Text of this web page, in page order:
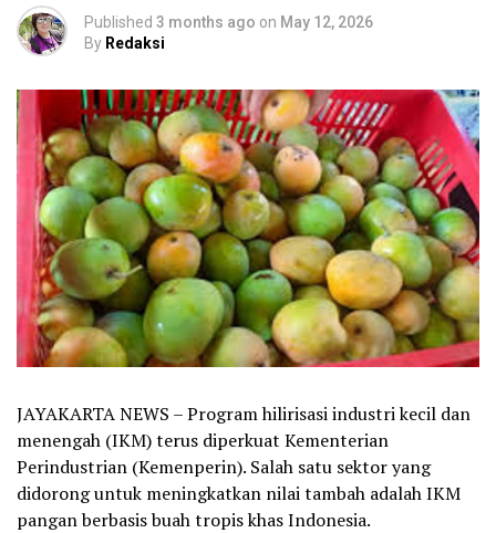
Published 3 months ago on May 12, 2026
By Redaksi
JAYAKARTA NEWS – Program hilirisasi industri kecil dan
menengah (IKM) terus diperkuat Kementerian
Perindustrian (Kemenperin). Salah satu sektor yang
didorong untuk meningkatkan nilai tambah adalah IKM
pangan berbasis buah tropis khas Indonesia.